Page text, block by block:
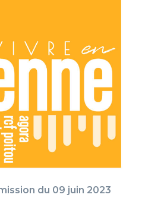
du 09 juin 2023